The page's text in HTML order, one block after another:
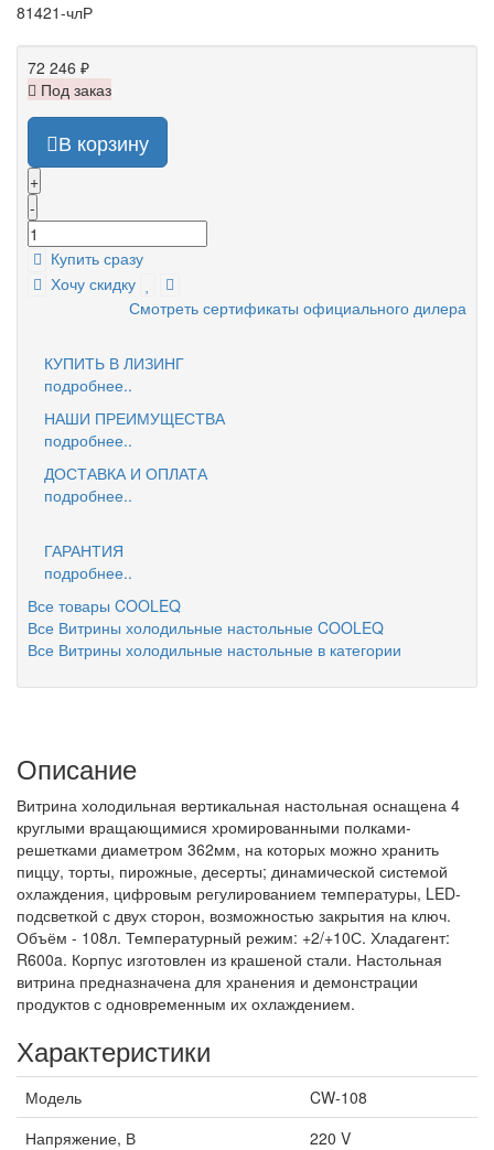
81421-члР
72 246 ₽
Под заказ
В корзину
+
-
Купить сразу
Хочу скидку
Смотреть сертификаты официального дилера
КУПИТЬ В ЛИЗИНГ
подробнее..
НАШИ ПРЕИМУЩЕСТВА
подробнее..
ДОСТАВКА И ОПЛАТА
подробнее..
ГАРАНТИЯ
подробнее..
Все товары COOLEQ
Все Витрины холодильные настольные COOLEQ
Все Витрины холодильные настольные в категории
Описание
Витрина холодильная вертикальная настольная оснащена 4
круглыми вращающимися хромированными полками-
решетками диаметром 362мм, на которых можно хранить
пиццу, торты, пирожные, десерты; динамической системой
охлаждения, цифровым регулированием температуры, LED-
подсветкой с двух сторон, возможностью закрытия на ключ.
Объём - 108л. Температурный режим: +2/+10С. Хладагент:
R600a. Корпус изготовлен из крашеной стали. Настольная
витрина предназначена для хранения и демонстрации
продуктов с одновременным их охлаждением.
Характеристики
Модель
CW-108
Напряжение, В
220 V